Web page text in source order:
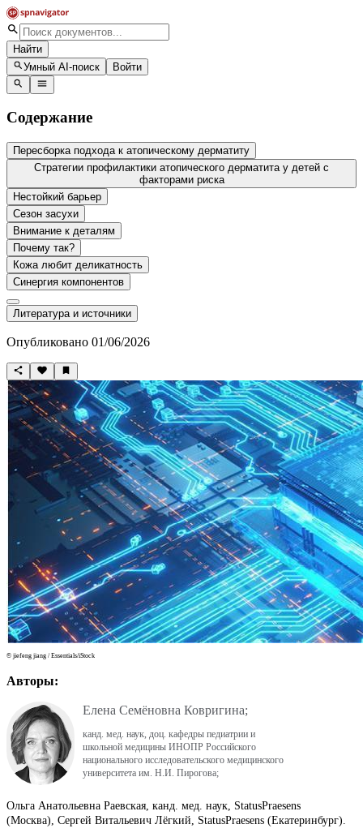
Найти
Умный AI-поиск
Войти
Содержание
Пересборка подхода к атопическому дерматиту
Стратегии профилактики атопического дерматита у детей с
факторами риска
Нестойкий барьер
Сезон засухи
Внимание к деталям
Почему так?
Кожа любит деликатность
Синергия компонентов
Литература и источники
Опубликовано 01/06/2026
© jiefeng jiang / Essentials/iStock
Авторы:
Елена Семёновна Ковригина;
канд. мед. наук, доц. кафедры педиатрии и
школьной медицины ИНОПР Российского
национального исследовательского медицинского
университета им. Н.И. Пирогова;
Ольга Анатольевна ­Раевская, канд. мед. наук, StatusPraesens
(Москва), Сергей Витальевич Лёгкий, StatusPraesens (Екатеринбург).